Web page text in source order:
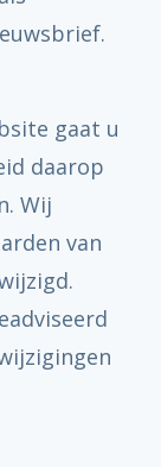
gaat u
daarop
Wij
van